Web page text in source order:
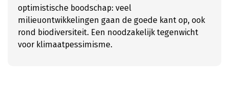
optimistische boodschap: veel
milieuontwikkelingen gaan de goede kant op, ook
rond biodiversiteit. Een noodzakelijk tegenwicht
voor klimaatpessimisme.